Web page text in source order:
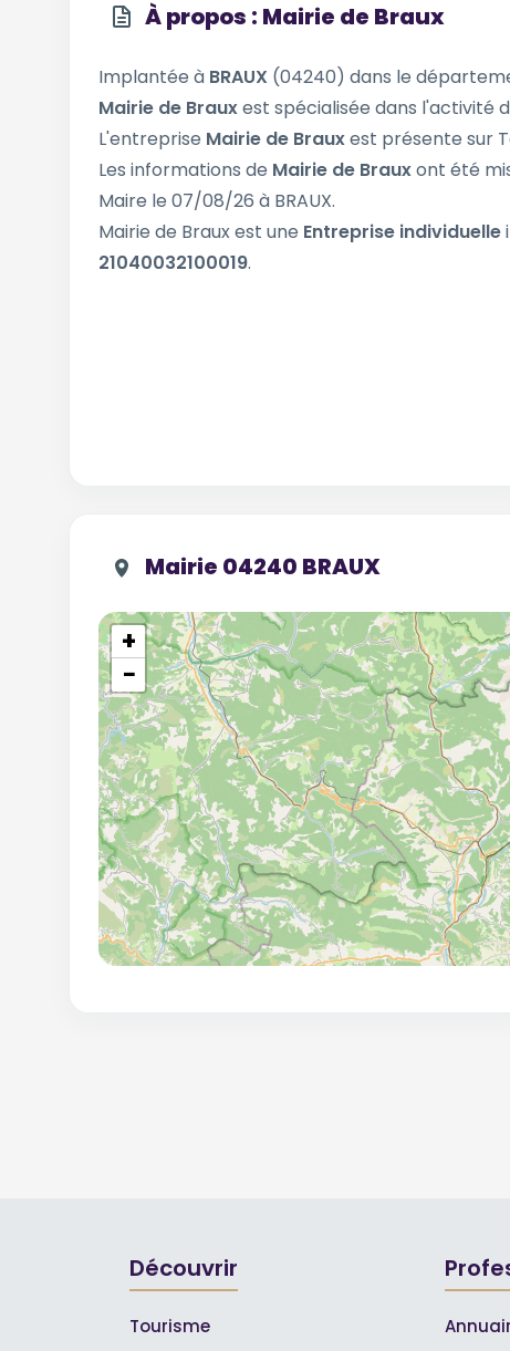
À propos : Mairie de Braux
Implantée à BRAUX (04240) dans le
Mairie de Brauxest spécialisée dans l'activité
L'entreprise Mairie de Brauxest présente sur
Les informations de Mairie de Brauxont été
Maire le 07/08/26 à BRAUX.
Mairie de Braux est une Entreprise individuelle
21040032100019.
Mairie 04240 BRAUX
+
−
Découvrir
Tourisme